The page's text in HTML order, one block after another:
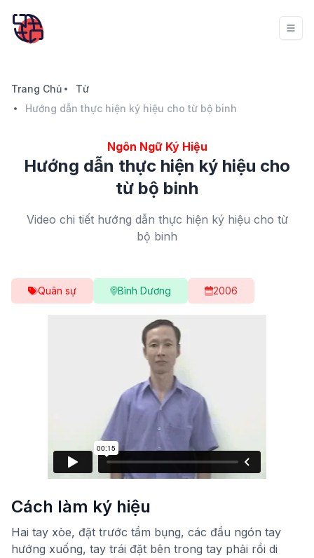
Trang Chủ
Từ
Hướng dẫn thực hiện ký hiệu cho từ bộ binh
Ngôn Ngữ Ký Hiệu
Hướng dẫn thực hiện ký hiệu cho
từ bộ binh
Video chi tiết hướng dẫn thực hiện ký hiệu cho từ
bộ binh
Quân sự Bình Dương 2006
Cách làm ký hiệu
Hai tay xòe, đặt trước tầm bụng, các đầu ngón tay
hướng xuống, tay trái đặt bên trong tay phải rồi di